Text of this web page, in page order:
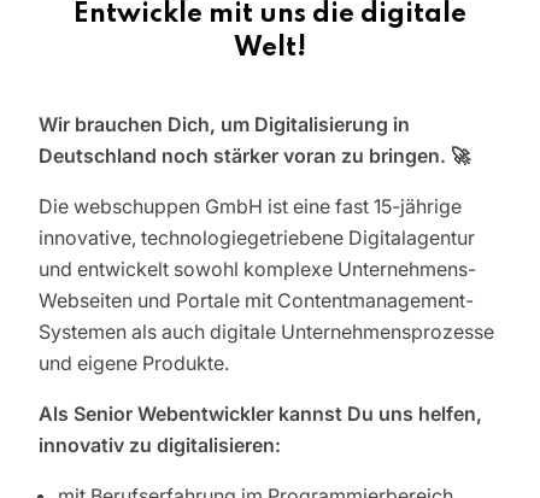
Entwickle mit uns die digitale
Welt!
Wir brauchen Dich, um Digitalisierung in
Deutschland noch stärker voran zu bringen. 🚀
Die webschuppen GmbH ist eine fast 15-jährige
innovative, technologiegetriebene Digitalagentur
und entwickelt sowohl komplexe Unternehmens-
Webseiten und Portale mit Contentmanagement-
Systemen als auch digitale Unternehmensprozesse
und eigene Produkte.
Als Senior Webentwickler kannst Du uns helfen,
innovativ zu digitalisieren: